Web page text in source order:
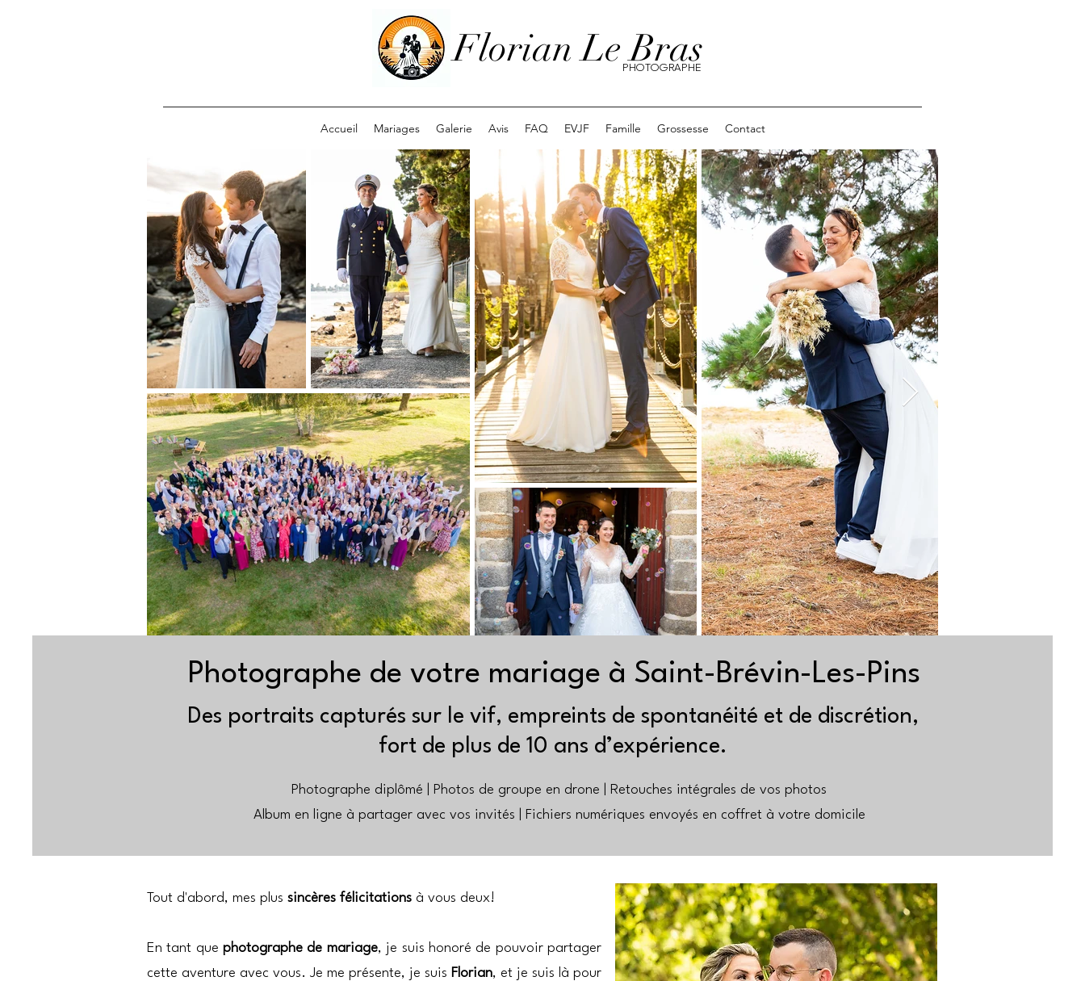
Florian Le Bras
PHOTOGRAPHE
Accueil Mariages Galerie Avis FAQ EVJF Famille Grossesse Contact
Photographe de votre mariage à Saint-Brévin-Les-Pins
Des portraits capturés sur le vif, empreints de spontanéité et de discrétion,
fort de plus de 10 ans d’expérience.
Photographe diplômé | Photos de groupe en drone | Retouches intégrales de vos photos
Album en ligne à partager avec vos invités | Fichiers numériques envoyés en coffret à votre domicile
Tout d'abord, mes plus sincères félicitations à vous deux!
En tant quephotographe de mariage, je suis honoré de pouvoir partager
cette aventure avec vous. Je me présente, je suis Florian, et je suis là pour